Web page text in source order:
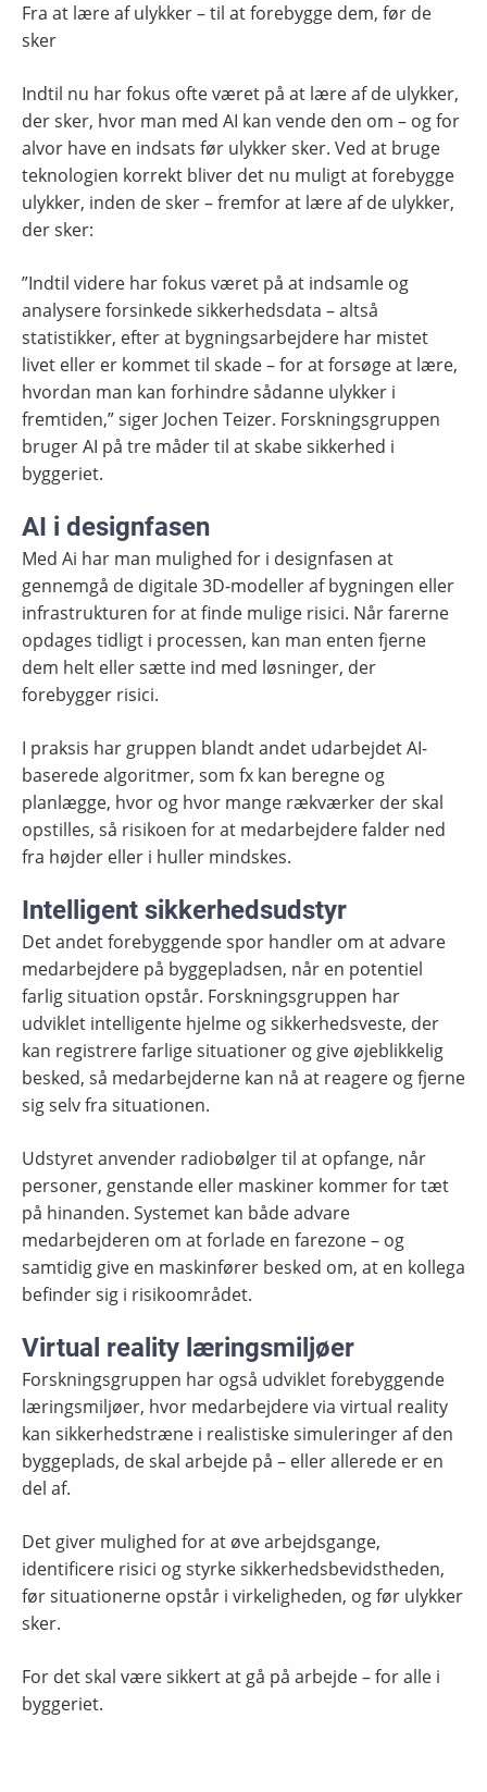
Fra at lære af ulykker – til at forebygge dem, før de
sker
Indtil nu har fokus ofte været på at lære af de ulykker,
der sker, hvor man med AI kan vende den om – og for
alvor have en indsats før ulykker sker. Ved at bruge
teknologien korrekt bliver det nu muligt at forebygge
ulykker, inden de sker – fremfor at lære af de ulykker,
der sker:
”Indtil videre har fokus været på at indsamle og
analysere forsinkede sikkerhedsdata – altså
statistikker, efter at bygningsarbejdere har mistet
livet eller er kommet til skade – for at forsøge at lære,
hvordan man kan forhindre sådanne ulykker i
fremtiden,” siger Jochen Teizer. Forskningsgruppen
bruger AI på tre måder til at skabe sikkerhed i
byggeriet.
AI i designfasen
Med Ai har man mulighed for i designfasen at
gennemgå de digitale 3D-modeller af bygningen eller
infrastrukturen for at finde mulige risici. Når farerne
opdages tidligt i processen, kan man enten fjerne
dem helt eller sætte ind med løsninger, der
forebygger risici.
I praksis har gruppen blandt andet udarbejdet AI-
baserede algoritmer, som fx kan beregne og
planlægge, hvor og hvor mange rækværker der skal
opstilles, så risikoen for at medarbejdere falder ned
fra højder eller i huller mindskes.
Intelligent sikkerhedsudstyr
Det andet forebyggende spor handler om at advare
medarbejdere på byggepladsen, når en potentiel
farlig situation opstår. Forskningsgruppen har
udviklet intelligente hjelme og sikkerhedsveste, der
kan registrere farlige situationer og give øjeblikkelig
besked, så medarbejderne kan nå at reagere og fjerne
sig selv fra situationen.
Udstyret anvender radiobølger til at opfange, når
personer, genstande eller maskiner kommer for tæt
på hinanden. Systemet kan både advare
medarbejderen om at forlade en farezone – og
samtidig give en maskinfører besked om, at en kollega
befinder sig i risikoområdet.
Virtual reality læringsmiljøer
Forskningsgruppen har også udviklet forebyggende
læringsmiljøer, hvor medarbejdere via virtual reality
kan sikkerhedstræne i realistiske simuleringer af den
byggeplads, de skal arbejde på – eller allerede er en
del af.
Det giver mulighed for at øve arbejdsgange,
identificere risici og styrke sikkerhedsbevidstheden,
før situationerne opstår i virkeligheden, og før ulykker
sker.
For det skal være sikkert at gå på arbejde – for alle i
byggeriet.